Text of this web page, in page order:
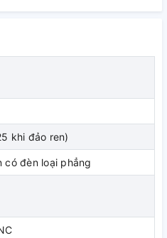
dạng đòn bẩy.
terminal cover, an toàn khi
vệ IP 65 ngoài mặt tủ, IP 20
khi đảo ren)
có đèn loại phẳng